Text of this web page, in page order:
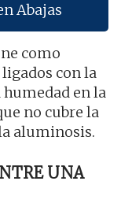
Abajas
como
con la
en la
no cubre la
aluminosis.
UNA